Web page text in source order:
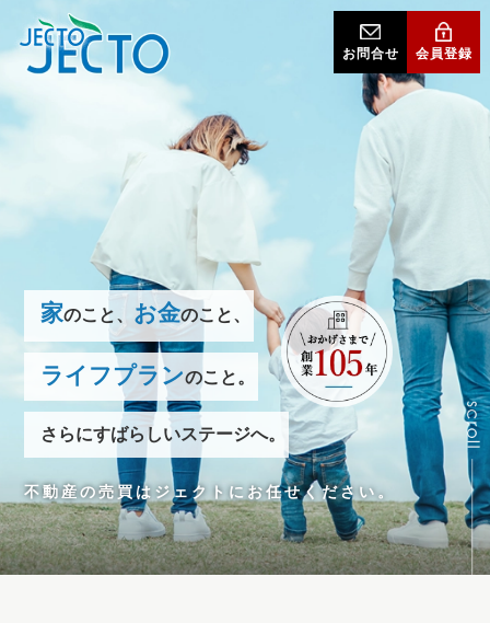
お問合せ 会員登録
家のこと、 お金のこと、
ライフプランのこと。
さらにすばらしいステージへ。
不動産の売買はジェクトにお任せください。